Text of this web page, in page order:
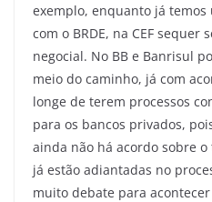
exemplo, enquanto já
com o BRDE, na CEF sequer
negocial. No BB e Banrisul
meio do caminho, já com
longe de terem processos
para os bancos privados,
ainda não há acordo sobre
já estão adiantadas no
muito debate para